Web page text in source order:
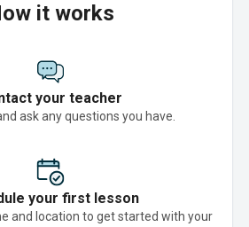
it works
your teacher
ask any questions you have.
your first lesson
and location to get started with your